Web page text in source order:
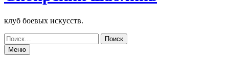
клуб боевых искусств.
Поиск
по:Меню